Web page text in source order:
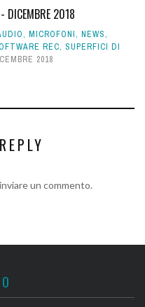
DICEMBRE 2018
, MICROFONI, NEWS,
REC, SUPERFICI DI
2018
un commento.